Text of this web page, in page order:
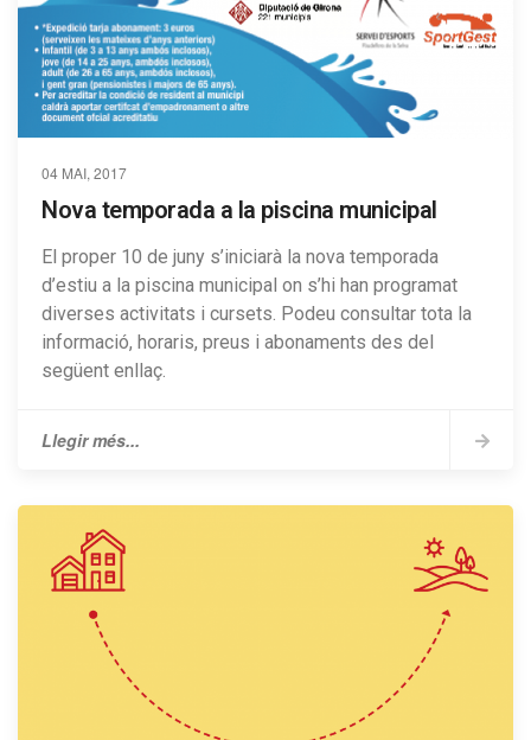
04 MAI, 2017
Nova temporada a la piscina municipal
El proper 10 de juny s’iniciarà la nova temporada
d’estiu a la piscina municipal on s’hi han programat
diverses activitats i cursets. Podeu consultar tota la
informació, horaris, preus i abonaments des del
següent enllaç.
Llegir més...